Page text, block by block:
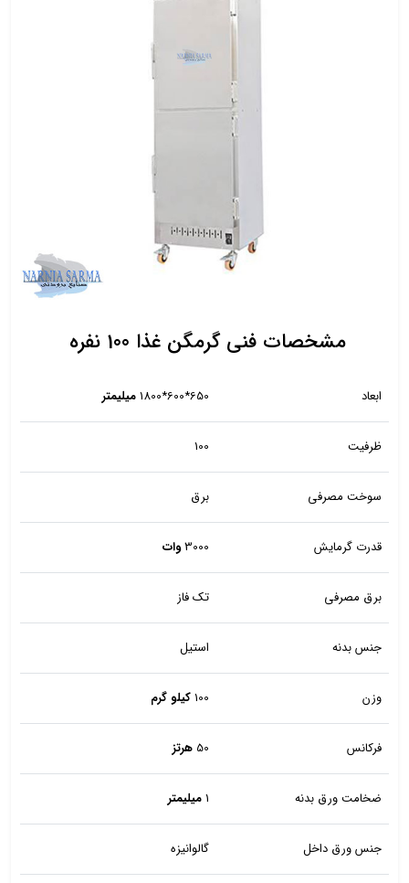
مشخصات فنی گرمگن غذا 100 نفره
ابعاد 650*600*1800 میلیمتر
ظرفیت 100
سوخت مصرفی برق
قدرت گرمایش 3000وات
برق مصرفی تک فاز
جنس بدنه استیل
وزن 100کیلو گرم
فرکانس 50 هرتز
ضخامت ورق بدنه 1میلیمتر
جنس ورق داخل گالوانیزه